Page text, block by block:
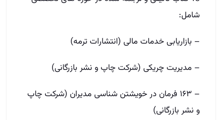
شامل:
– بازاریابی خدمات مالی (انتشارات ترمه)
– مدیریت چریکی (شرکت چاپ و نشر بازرگانی)
– ۱۶۳ فرمان در خویشتن ­شناسی مدیران (شرکت چاپ
و نشر بازرگانی)